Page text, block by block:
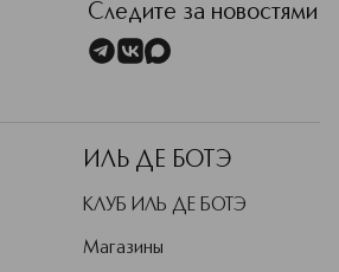
Следите за новостями
ИЛЬ ДЕ БОТЭ
КЛУБ ИЛЬ ДЕ БОТЭ
Магазины